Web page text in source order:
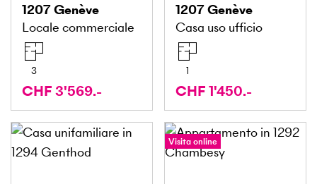
1207Genève
Locale commerciale
3
CHF 3'569.-
1207Genève
Casa uso ufficio
1
CHF 1'450.-
Visita online